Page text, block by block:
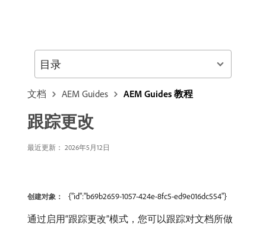
文档 AEM Guides AEM Guides 教程
跟踪更改
最近更新： 2026年5月12日
创建对象： {"id":"b69b2659-1057-424e-8fc5-ed9e016dc554"}
通过启用“跟踪更改”模式，您可以跟踪对文档所做
目录